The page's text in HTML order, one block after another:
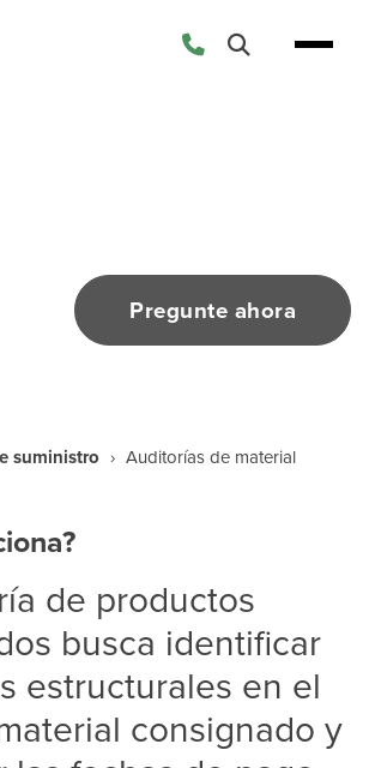
Pregunte ahora
suministro › Auditorías de material
de productos
busca identificar
estructurales en el
consignado y